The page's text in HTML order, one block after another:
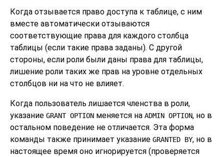
Когда отзывается право доступа к таблице, с ним
вместе автоматически отзываются
соответствующие права для каждого столбца
таблицы (если такие права заданы). С другой
стороны, если роли были даны права для таблицы,
лишение роли таких же прав на уровне отдельных
столбцов ни на что не влияет.
Когда пользователь лишается членства в роли,
указание GRANT OPTION меняется на ADMIN OPTION, но в
остальном поведение не отличается. Эта форма
команды также принимает указание GRANTED BY, но в
настоящее время оно игнорируется (проверяется